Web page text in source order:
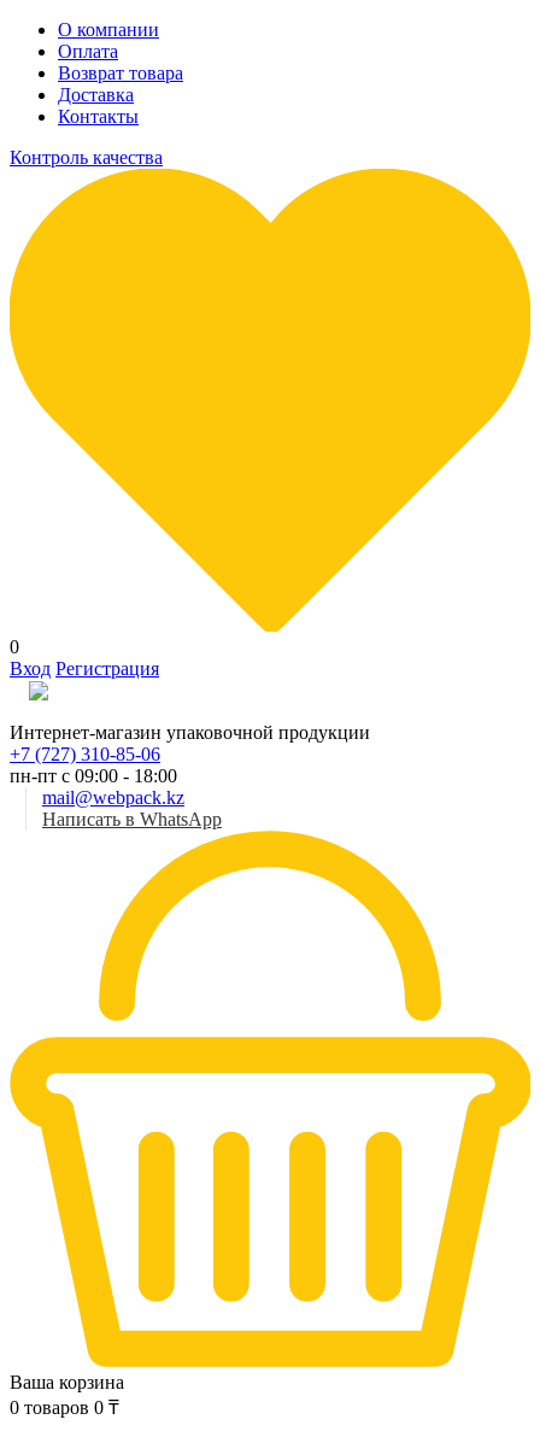
О компании
Оплата
Возврат товара
Доставка
Контакты
Контроль качества
0
Вход Регистрация
Интернет-магазин упаковочной продукции
+7 (727) 310-85-06
пн-пт с 09:00 - 18:00
mail@webpack.kz
Написать в WhatsApp
Ваша корзина
0 товаров 0 ₸